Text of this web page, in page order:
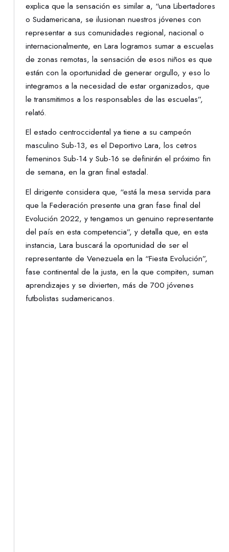
explica que la sensación es similar a, “una Libertadores
o Sudamericana, se ilusionan nuestros jóvenes con
representar a sus comunidades regional, nacional o
internacionalmente, en Lara logramos sumar a escuelas
de zonas remotas, la sensación de esos niños es que
están con la oportunidad de generar orgullo, y eso lo
integramos a la necesidad de estar organizados, que
le transmitimos a los responsables de las escuelas”,
relató.
El estado centroccidental ya tiene a su campeón
masculino Sub-13, es el Deportivo Lara, los cetros
femeninos Sub-14 y Sub-16 se definirán el próximo fin
de semana, en la gran final estadal.
El dirigente considera que, “está la mesa servida para
que la Federación presente una gran fase final del
Evolución 2022, y tengamos un genuino representante
del país en esta competencia”, y detalla que, en esta
instancia, Lara buscará la oportunidad de ser el
representante de Venezuela en la “Fiesta Evolución”,
fase continental de la justa, en la que compiten, suman
aprendizajes y se divierten, más de 700 jóvenes
futbolistas sudamericanos.